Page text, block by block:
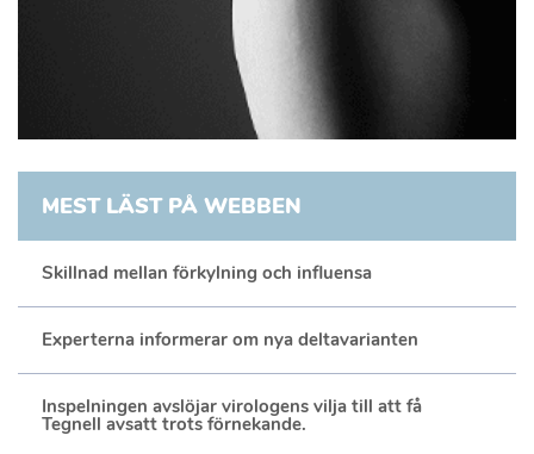
MEST LÄST PÅ WEBBEN
Skillnad mellan förkylning och influensa
Experterna informerar om nya deltavarianten
Inspelningen avslöjar virologens vilja till att få
Tegnell avsatt trots förnekande.